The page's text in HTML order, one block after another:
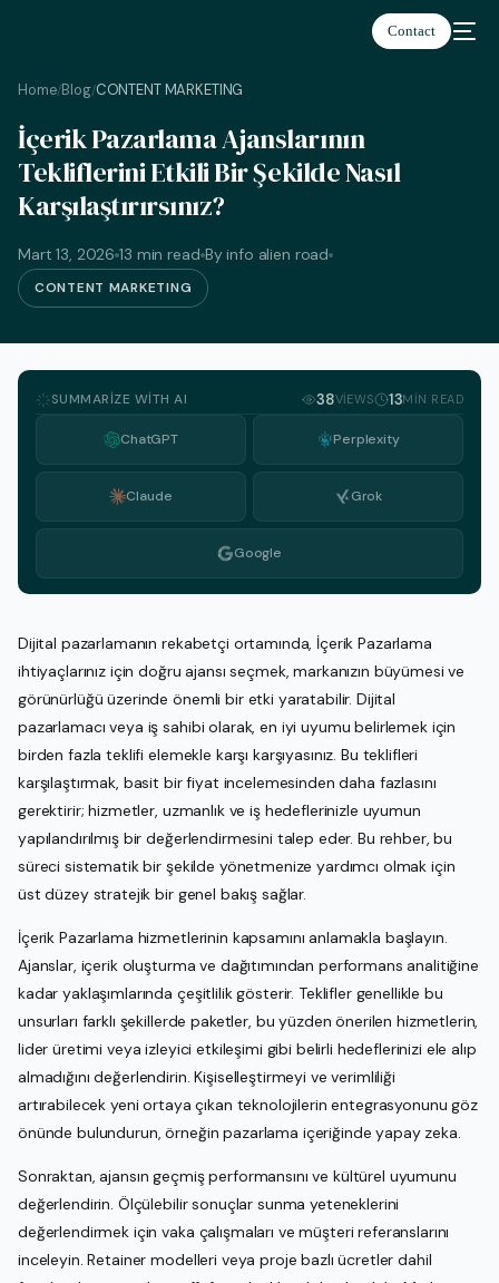
Contact
Home/Blog/CONTENT MARKETING
İçerik Pazarlama Ajanslarının
Tekliflerini Etkili Bir Şekilde Nasıl
Karşılaştırırsınız?
Mart 13, 2026 13 min read By info alien road
CONTENT MARKETING
SUMMARIZE WITH AI 38VIEWS 13MIN READ
ChatGPT Perplexity
Claude Grok
Google
Dijital pazarlamanın rekabetçi ortamında, İçerik Pazarlama
ihtiyaçlarınız için doğru ajansı seçmek, markanızın büyümesi ve
görünürlüğü üzerinde önemli bir etki yaratabilir. Dijital
pazarlamacı veya iş sahibi olarak, en iyi uyumu belirlemek için
birden fazla teklifi elemekle karşı karşıyasınız. Bu teklifleri
karşılaştırmak, basit bir fiyat incelemesinden daha fazlasını
gerektirir; hizmetler, uzmanlık ve iş hedeflerinizle uyumun
yapılandırılmış bir değerlendirmesini talep eder. Bu rehber, bu
süreci sistematik bir şekilde yönetmenize yardımcı olmak için
üst düzey stratejik bir genel bakış sağlar.
İçerik Pazarlama hizmetlerinin kapsamını anlamakla başlayın.
Ajanslar, içerik oluşturma ve dağıtımından performans analitiğine
kadar yaklaşımlarında çeşitlilik gösterir. Teklifler genellikle bu
unsurları farklı şekillerde paketler, bu yüzden önerilen hizmetlerin,
lider üretimi veya izleyici etkileşimi gibi belirli hedeflerinizi ele alıp
almadığını değerlendirin. Kişiselleştirmeyi ve verimliliği
artırabilecek yeni ortaya çıkan teknolojilerin entegrasyonunu göz
önünde bulundurun, örneğin pazarlama içeriğinde yapay zeka.
Sonraktan, ajansın geçmiş performansını ve kültürel uyumunu
değerlendirin. Ölçülebilir sonuçlar sunma yeteneklerini
değerlendirmek için vaka çalışmaları ve müşteri referanslarını
inceleyin. Retainer modelleri veya proje bazlı ücretler dahil
Türkçe